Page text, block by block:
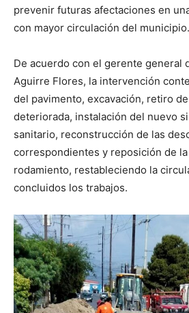
prevenir futuras afectaciones en
con mayor circulación del municipio.
De acuerdo con el gerente general
Aguirre Flores, la intervención
del pavimento, excavación, retiro
deteriorada, instalación del nuevo
sanitario, reconstrucción de las
correspondientes y reposición de
rodamiento, restableciendo la
concluidos los trabajos.